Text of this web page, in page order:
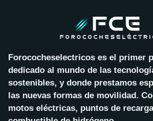
Forococheselectricos es el primer
dedicado al mundo de las
sostenibles, y donde prestamos
las nuevas formas de movilidad.
motos eléctricas, puntos de